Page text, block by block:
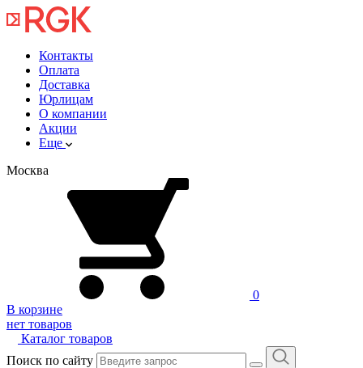
Контакты
Оплата
Доставка
Юрлицам
О компании
Акции
Еще
Москва
0
В корзине
нет товаров
Каталог товаров
Поиск по сайту